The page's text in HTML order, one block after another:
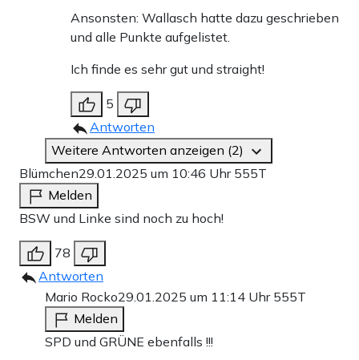
Ansonsten: Wallasch hatte dazu geschrieben
und alle Punkte aufgelistet.
Ich finde es sehr gut und straight!
5
Antworten
Weitere Antworten anzeigen (2)
Blümchen29.01.2025 um 10:46 Uhr 555T
Melden
BSW und Linke sind noch zu hoch!
78
Antworten
Mario Rocko29.01.2025 um 11:14 Uhr 555T
Melden
SPD und GRÜNE ebenfalls !!!